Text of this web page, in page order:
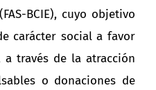
BCIE), cuyo objetivo
carácter social a favor
través de la atracción
o donaciones de